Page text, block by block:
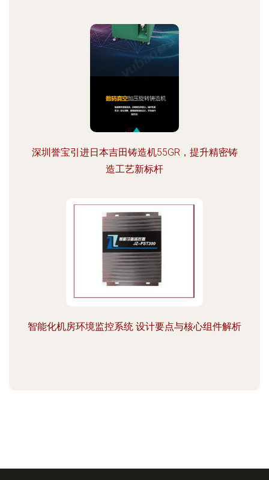
深圳誉宝引进日本吉田铸造机55GR，提升精密铸
造工艺新标杆
智能化机房环境监控系统 设计要点与核心组件解析